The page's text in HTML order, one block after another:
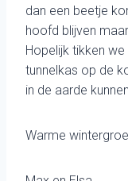
dan een beetje
hoofd blijven
Hopelijk tikken
tunnelkas op de
in de aarde
Warme